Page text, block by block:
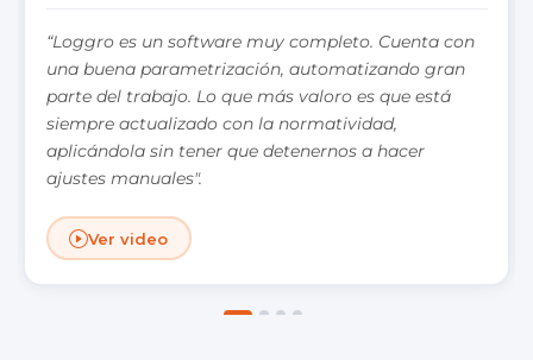
“Loggro es un software muy completo. Cuenta con
una buena parametrización, automatizando gran
parte del trabajo. Lo que más valoro es que está
siempre actualizado con la normatividad,
aplicándola sin tener que detenernos a hacer
ajustes manuales".
Ver video